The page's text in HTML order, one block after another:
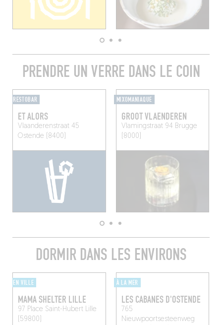
PRENDRE UN VERRE DANS LE COIN
RESTOBAR
ET ALORS
Vlaanderenstraat 45
Ostende (8400)
MIXOMANIAQUE
GROOT VLAENDEREN
Vlamingstraat 94 Brugge
(8000)
DORMIR DANS LES ENVIRONS
EN VILLE
MAMA SHELTER LILLE
97 Place Saint-HubertLille
(59800)
À LA MER
LES CABANES D'OSTENDE
765
Nieuwpoortsesteenweg